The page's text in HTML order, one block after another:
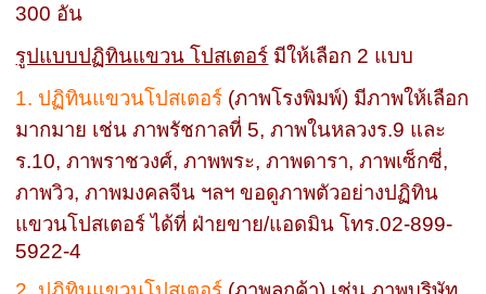
300 อัน
รูปแบบปฏิทินแขวน โปสเตอร์ มีให้เลือก 2 แบบ
1. ปฏิทินแขวนโปสเตอร์ (ภาพโรงพิมพ์) มีภาพให้เลือก
มากมาย เช่น ภาพรัชกาลที่ 5, ภาพในหลวงร.9 และ
ร.10, ภาพราชวงศ์, ภาพพระ, ภาพดารา, ภาพเซ็กซี่,
ภาพวิว, ภาพมงคลจีน ฯลฯ ขอดูภาพตัวอย่างปฏิทิน
แขวนโปสเตอร์ ได้ที่ ฝ่ายขาย/แอดมิน โทร.02-899-
5922-4